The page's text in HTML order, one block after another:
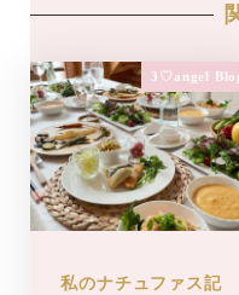
3♡angel
私のナチュファス記